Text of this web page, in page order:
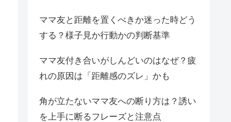
ママ友と距離を置くべきか迷った時どう
する？様子見か行動かの判断基準
ママ友付き合いがしんどいのはなぜ？疲
れの原因は「距離感のズレ」かも
角が立たないママ友への断り方は？誘い
を上手に断るフレーズと注意点